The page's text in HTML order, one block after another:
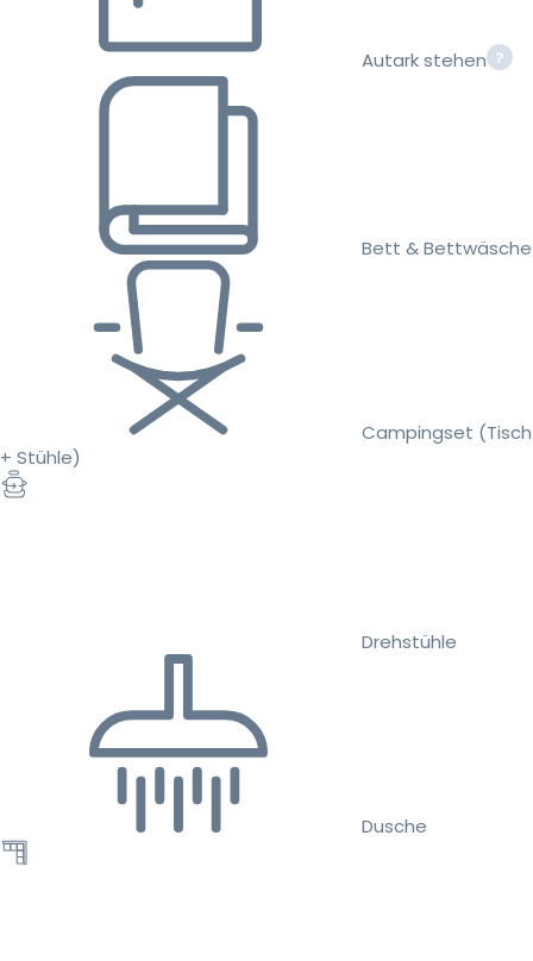
Autark stehen
Bett & Bettwäsche
Campingset (Tisch
+ Stühle)
Drehstühle
Dusche